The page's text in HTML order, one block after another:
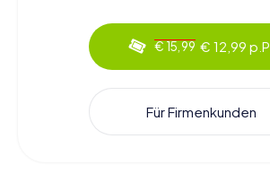
€ 15,99 € 12,99 p.P.
Für Firmenkunden